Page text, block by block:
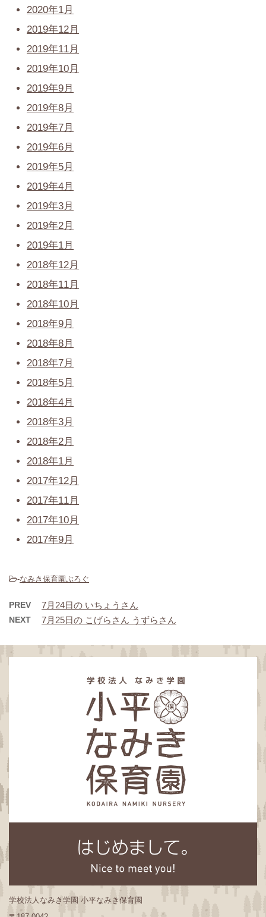
2020年1月
2019年12月
2019年11月
2019年10月
2019年9月
2019年8月
2019年7月
2019年6月
2019年5月
2019年4月
2019年3月
2019年2月
2019年1月
2018年12月
2018年11月
2018年10月
2018年9月
2018年8月
2018年7月
2018年5月
2018年4月
2018年3月
2018年2月
2018年1月
2017年12月
2017年11月
2017年10月
2017年9月
-なみき保育園ぶろぐ
PREV 7月24日の いちょうさん
NEXT 7月25日の こげらさん うずらさん
学校法人なみき学園 小平なみき保育園